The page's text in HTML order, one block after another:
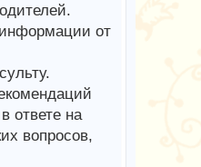
от
ответе на
вопросов,